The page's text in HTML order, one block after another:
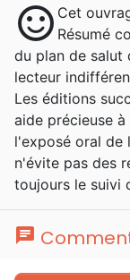
sentiment_satisfied Cet
Résumé
du plan de salut
lecteur
Les éditions
aide précieuse
l'exposé oral de
n'évite pas des
toujours le suivi
chat